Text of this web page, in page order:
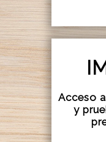
Acceso
y